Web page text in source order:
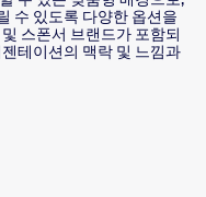
수 있도록 다양한 옵션을
스폰서 브랜드가 포함되
테이션의 맥락 및 느낌과